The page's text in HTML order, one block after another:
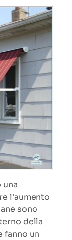
una
l'aumento
sono
della
fanno un